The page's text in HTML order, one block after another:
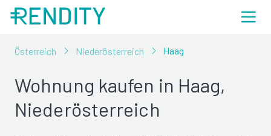
Österreich Niederösterreich Haag
Wohnung kaufen in Haag,
Niederösterreich